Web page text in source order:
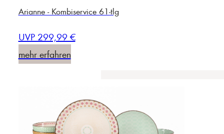
Arianne - Kombiservice 61-tlg
UVP 299,99 €
mehr erfahren